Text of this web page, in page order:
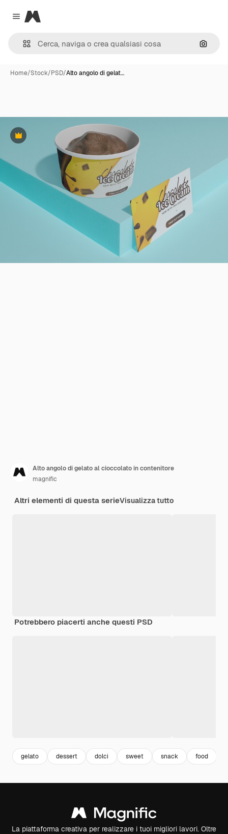
Close menu
Magnific
Cerca
Home/Stock/PSD/Alto angolo di gelat…
Premium
Alto angolo di gelato al cioccolato in contenitore
magnific
Altri elementi di questa serieVisualizza tutto
Potrebbero piacerti anche questi PSD
gelato dessert dolci sweet snack food
La piattaforma creativa per realizzare i tuoi migliori lavori. Oltre